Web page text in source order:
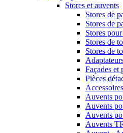
Stores et auvents
Stores de
Stores de
Stores
Stores de
Stores de
Façades et
Pièces
Auvents
Auvents
Auvents
Auvents